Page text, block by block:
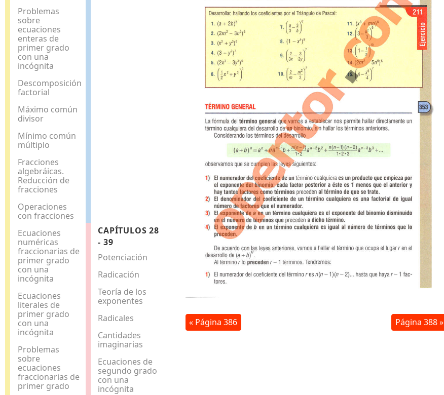
Problemas
sobre
ecuaciones
enteras de
primer grado
con una
incógnita
Descomposición
factorial
Máximo común
divisor
Mínimo común
múltiplo
Fracciones
algebráicas.
Reducción de
fracciones
Operaciones
con fracciones
Ecuaciones
numéricas
fraccionarias de
primer grado
con una
incógnita
Ecuaciones
literales de
primer grado
con una
incógnita
Problemas
sobre
ecuaciones
fraccionarias de
primer grado
CAPÍTULOS 28
- 39
Potenciación
Radicación
Teoría de los
exponentes
Radicales
Cantidades
imaginarias
Ecuaciones de
segundo grado
con una
incógnita
« Página 386 Página 388 »